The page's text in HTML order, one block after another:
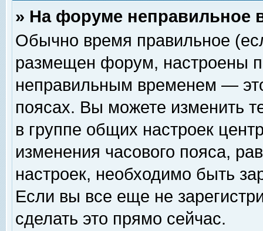
» На форуме неправильное
Обычно время правильное
размещен форум, настроены
неправильным временем —
поясах. Вы можете изменить
в группе общих настроек
изменения часового пояса,
настроек, необходимо быть
Если вы все еще не
сделать это прямо сейчас.